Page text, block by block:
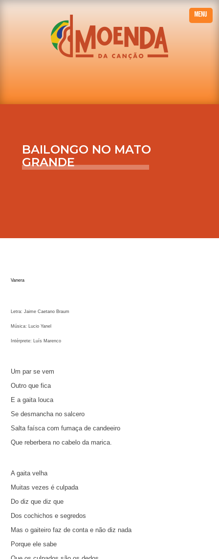
BAILONGO NO MATO
GRANDE
Vanera
Letra: Jaime Caetano Braum
Música: Lucio Yanel
Intérprete: Luís Marenco
Um par se vem
Outro que fica
E a gaita louca
Se desmancha no salcero
Salta faísca com fumaça de candeeiro
Que reberbera no cabelo da marica.
A gaita velha
Muitas vezes é culpada
Do diz que diz que
Dos cochichos e segredos
Mas o gaiteiro faz de conta e não diz nada
Porque ele sabe